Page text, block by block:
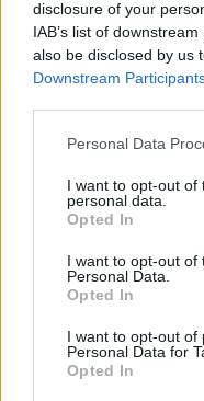
disclosure of your
IAB’s list of
also be disclosed by us
Downstream
Personal Data
I want to opt-out of
personal data.
Opted In
I want to opt-out of
Personal Data.
Opted In
I want to opt-out of
Personal Data for
Opted In
άμυνα και την
έχουν ήδη
ώστε τα ελληνικά
σημαντική θέση στον
τις επόμενες δεκαετίες.
ΕΛΛΗΝΙΚΑ
ΔΙΕΘΝΕΙΣ